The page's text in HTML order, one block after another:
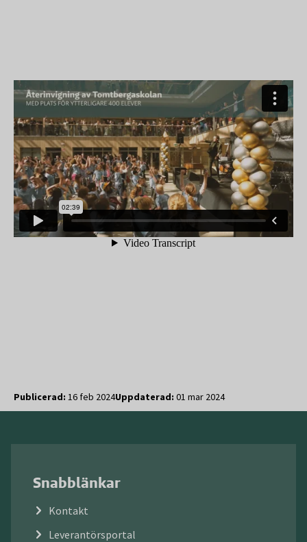
Publicerad: 16 feb 2024Uppdaterad: 01 mar 2024
Snabblänkar
Kontakt
Leverantörsportal